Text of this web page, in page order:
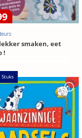
smaken, eet
!
Stuks